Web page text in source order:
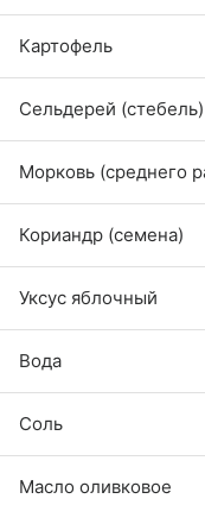
Картофель
Сельдерей (стебель)
Морковь (среднего
Кориандр (семена)
Уксус яблочный
Вода
Соль
Масло оливковое